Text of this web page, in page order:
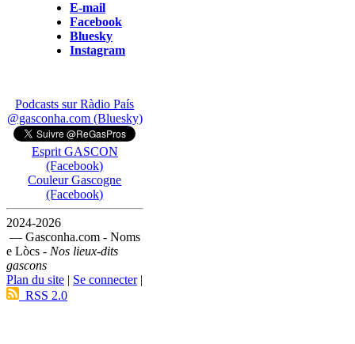
E-mail
Facebook
Bluesky
Instagram
Podcasts sur Ràdio País
@gasconha.com (Bluesky)
Esprit GASCON
(Facebook)
Couleur Gascogne
(Facebook)
2024-2026
— Gasconha.com - Noms
e Lòcs - Nos lieux-dits
gascons
Plan du site | Se connecter|
RSS 2.0